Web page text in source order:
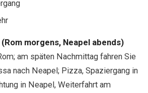
morgens, Neapel abends)
am späten Nachmittag fahren Sie
nach Neapel; Pizza, Spaziergang in
in Neapel, Weiterfahrt am